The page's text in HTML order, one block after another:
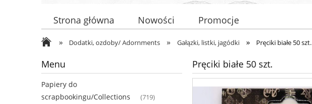
Strona główna Nowości Promocje
» Dodatki, ozdoby/ Adornments » Gałązki, listki, jagódki » Pręciki białe 50 szt.
Menu
Papiery do
scrapbookingu/Collections
(719)
Pręciki białe 50 szt.